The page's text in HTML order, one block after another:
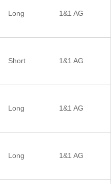
Long 1&1 AG
Short 1&1 AG
Long 1&1 AG
Long 1&1 AG